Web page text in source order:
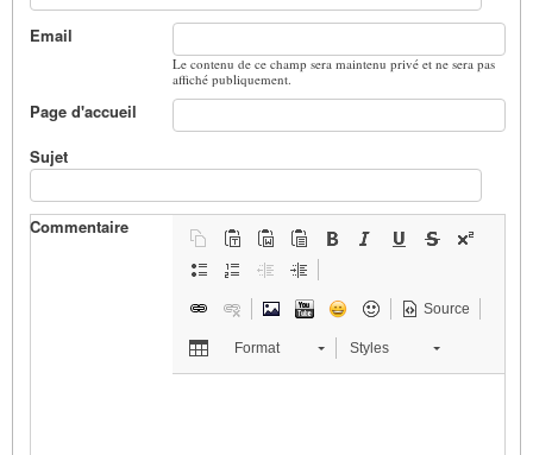
Email
Le contenu de ce champ sera maintenu privé et ne sera pas
affiché publiquement.
Page d'accueil
Sujet
Commentaire
Source
Format Styles